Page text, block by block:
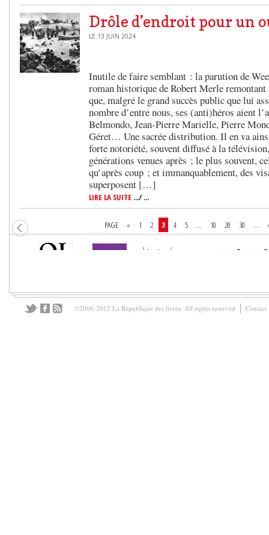
Drôle d’endroit pour un
LE 13 JUIN 2024
Inutile de faire semblant : la parution de
roman historique de Robert Merle
que, malgré le grand succès public que lui
nombre d’entre nous, ses (anti)héros aient
Belmondo, Jean-Pierre Marielle, Pierre
Géret… Une sacrée distribution. Il en va
forte notoriété, souvent diffusé à la
générations venues après ; le plus souvent,
qu’après coup ; et immanquablement, des
superposent […]
LIRE LA SUITE .../ ...
PAGE « 1 2 3 4 5 ... 10 20 30 ...
©2006-2012 La République des livres. All rights reserved Contact